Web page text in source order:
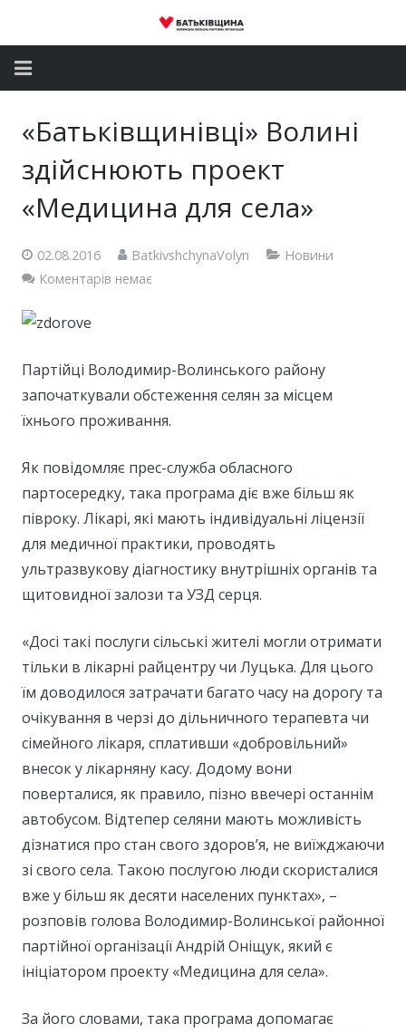
Партія
Громадські приймальні
Контакти
«Батьківщинівці» Волині
здійснюють проект
«Медицина для села»
02.08.2016 BatkivshchynaVolyn
Новини
Коментарів немає
Партійці Володимир-Волинського району
започаткували обстеження селян за місцем
їхнього проживання.
Як повідомляє прес-служба обласного
партосередку, така програма діє вже більш як
півроку. Лікарі, які мають індивідуальні ліцензії
для медичної практики, проводять
ультразвукову діагностику внутрішніх органів та
щитовидної залози та УЗД серця.
«Досі такі послуги сільські жителі могли отримати
тільки в лікарні райцентру чи Луцька. Для цього
їм доводилося затрачати багато часу на дорогу та
очікування в черзі до дільничного терапевта чи
сімейного лікаря, сплативши «добровільний»
внесок у лікарняну касу. Додому вони
поверталися, як правило, пізно ввечері останнім
автобусом. Відтепер селяни мають можливість
дізнатися про стан свого здоров’я, не виїжджаючи
зі свого села. Такою послугою люди скористалися
вже у більш як десяти населених пунктах», –
розповів голова Володимир-Волинської районної
партійної організації Андрій Оніщук, який є
ініціатором проекту «Медицина для села».
За його словами, така програма допомагає